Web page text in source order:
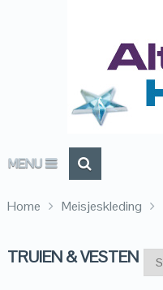
MENU
Home Meisjeskleding
TRUIEN & VESTEN